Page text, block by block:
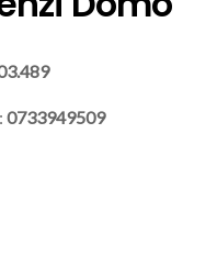
0733949509